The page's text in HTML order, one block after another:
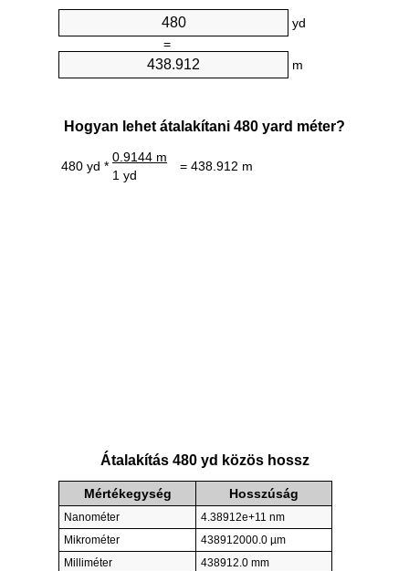
yd
=
m
Hogyan lehet átalakítani 480 yard méter?
480 yd *
0.9144 m
= 438.912 m
1 yd
Átalakítás 480 yd közös hossz
Mértékegység Hosszúság
Nanométer
4.38912e+11 nm
Mikrométer
438912000.0 µm
Milliméter
438912.0 mm